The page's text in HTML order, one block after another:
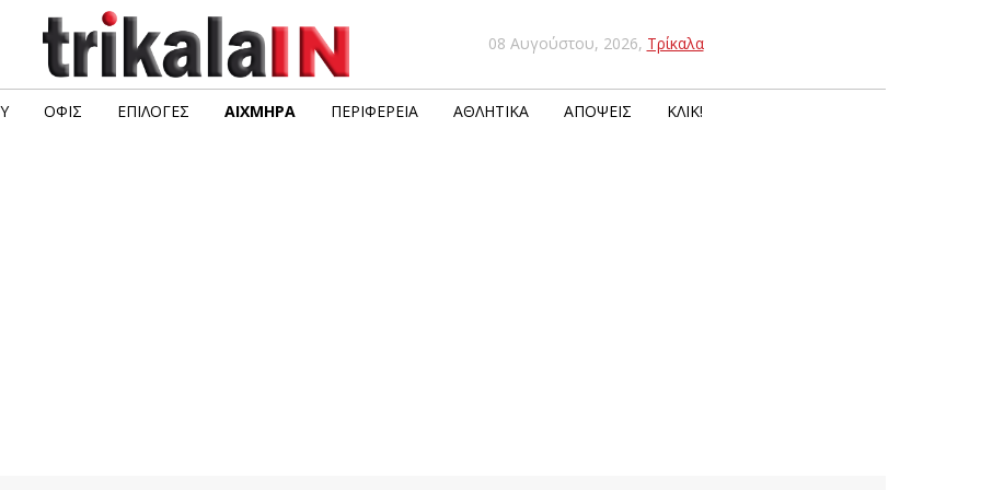
08 Αυγούστου, 2026, Τρίκαλα
ΟΦΙΣ ΕΠΙΛΟΓΈΣ ΑΙΧΜΗΡΆ ΠΕΡΙΦΈΡΕΙΑ ΑΘΛΗΤΙΚΆ ΑΠΌΨΕΙΣ ΚΛΙΚ!